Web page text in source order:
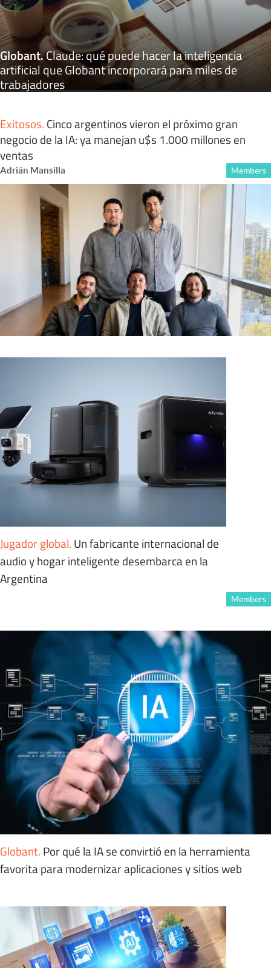
Globant.Claude: qué puede hacer la inteligencia
artificial que Globant incorporará para miles de
trabajadores
Exitosos. Cinco argentinos vieron el próximo gran
negocio de la IA: ya manejan u$s 1.000 millones en
ventas
Adrián Mansilla Members
Jugador global. Un fabricante internacional de
audio y hogar inteligente desembarca en la
Argentina
Members
Globant. Por qué la IA se convirtió en la herramienta
favorita para modernizar aplicaciones y sitios web